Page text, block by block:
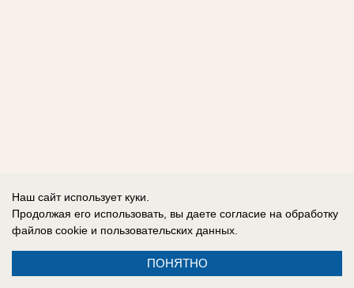
Наш сайт использует куки.
Продолжая его использовать, вы даете согласие на обработку
файлов cookie и пользовательских данных.
ПОНЯТНО